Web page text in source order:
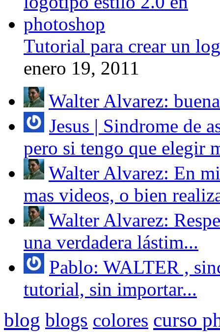
Tutorial para crear un
enero 19, 2011
Walter Alvarez:
Jesus | Sindrome de
pero si tengo que elegir
Walter Alvarez: En
mas videos, o bien
Walter Alvarez:
una verdadera lástim...
Pablo: WALTER ,
tutorial, sin importar...
blog blogs colores curso